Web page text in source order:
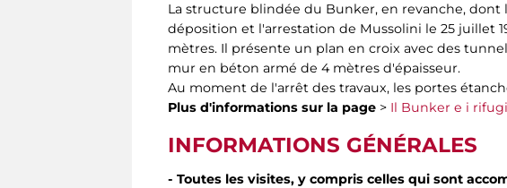
La structure blindée du Bunker, en revanche, dont
déposition et l'arrestation de Mussolini le 25 juillet
mètres. Il présente un plan en croix avec des
mur en béton armé de 4 mètres d'épaisseur.
Au moment de l'arrêt des travaux, les portes
Plus d'informations sur la page > Il Bunker e i
INFORMATIONS GÉNÉRALES
- Toutes les visites, y compris celles qui sont